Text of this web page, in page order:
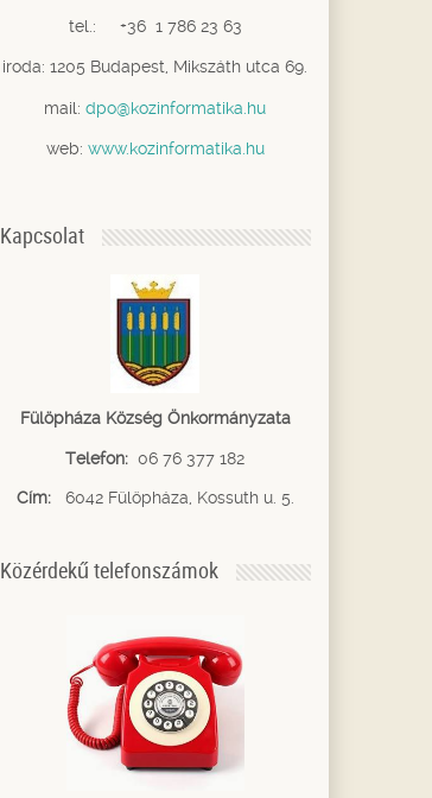
tel.: +36 1 786 23 63
iroda: 1205 Budapest, Mikszáth utca 69.
mail:dpo@kozinformatika.hu
web: www.kozinformatika.hu
Kapcsolat
Fülöpháza Község Önkormányzata
Telefon: 06 76 377 182
Cím: 6042 Fülöpháza, Kossuth u. 5.
Közérdekű telefonszámok